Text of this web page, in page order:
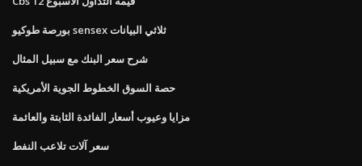
بورصة طوكيو sensex ثلاثي البيانات
شرح سعر البنك مع سبيل المثال
حصة السوق الخطوط الجوية الأمريكية
مزايا وعيوب أسعار الفائدة الثابتة والعائمة
سعر آلات تلاعب النفط